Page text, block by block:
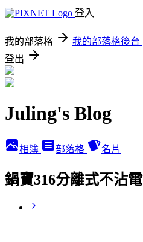
登入
我的部落格 我的部落格後台
登出
Juling's Blog
相簿 部落格 名片
鍋寶316分離式不沾